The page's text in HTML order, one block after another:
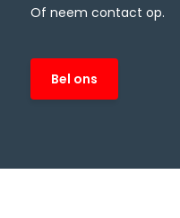
Of neem contact op.
Bel ons